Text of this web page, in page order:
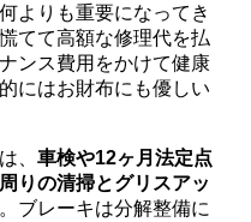
よりも重要になってき
てて高額な修理代を払
ンス費用をかけて健康
にはお財布にも優しい
、車検や12ヶ月法定点
りの清掃とグリスアッ
ブレーキは分解整備に